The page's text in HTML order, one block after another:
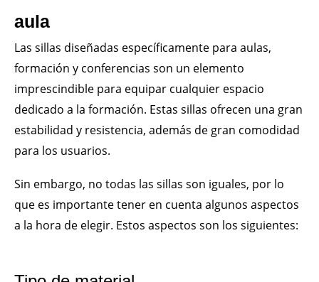
aula
Las sillas diseñadas específicamente para aulas,
formación y conferencias son un elemento
imprescindible para equipar cualquier espacio
dedicado a la formación. Estas sillas ofrecen una gran
estabilidad y resistencia, además de gran comodidad
para los usuarios.
Sin embargo, no todas las sillas son iguales, por lo
que es importante tener en cuenta algunos aspectos
a la hora de elegir. Estos aspectos son los siguientes: